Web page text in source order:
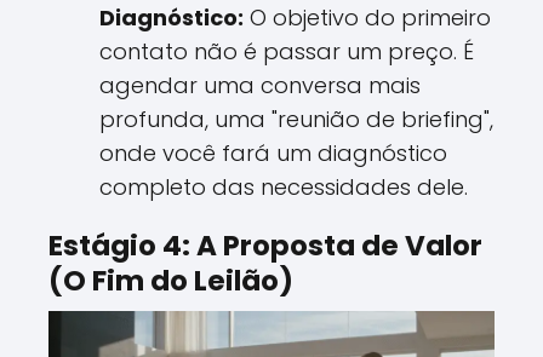
Diagnóstico: O objetivo do primeiro
contato não é passar um preço. É
agendar uma conversa mais
profunda, uma "reunião de briefing",
onde você fará um diagnóstico
completo das necessidades dele.
Estágio 4: A Proposta de Valor
(O Fim do Leilão)